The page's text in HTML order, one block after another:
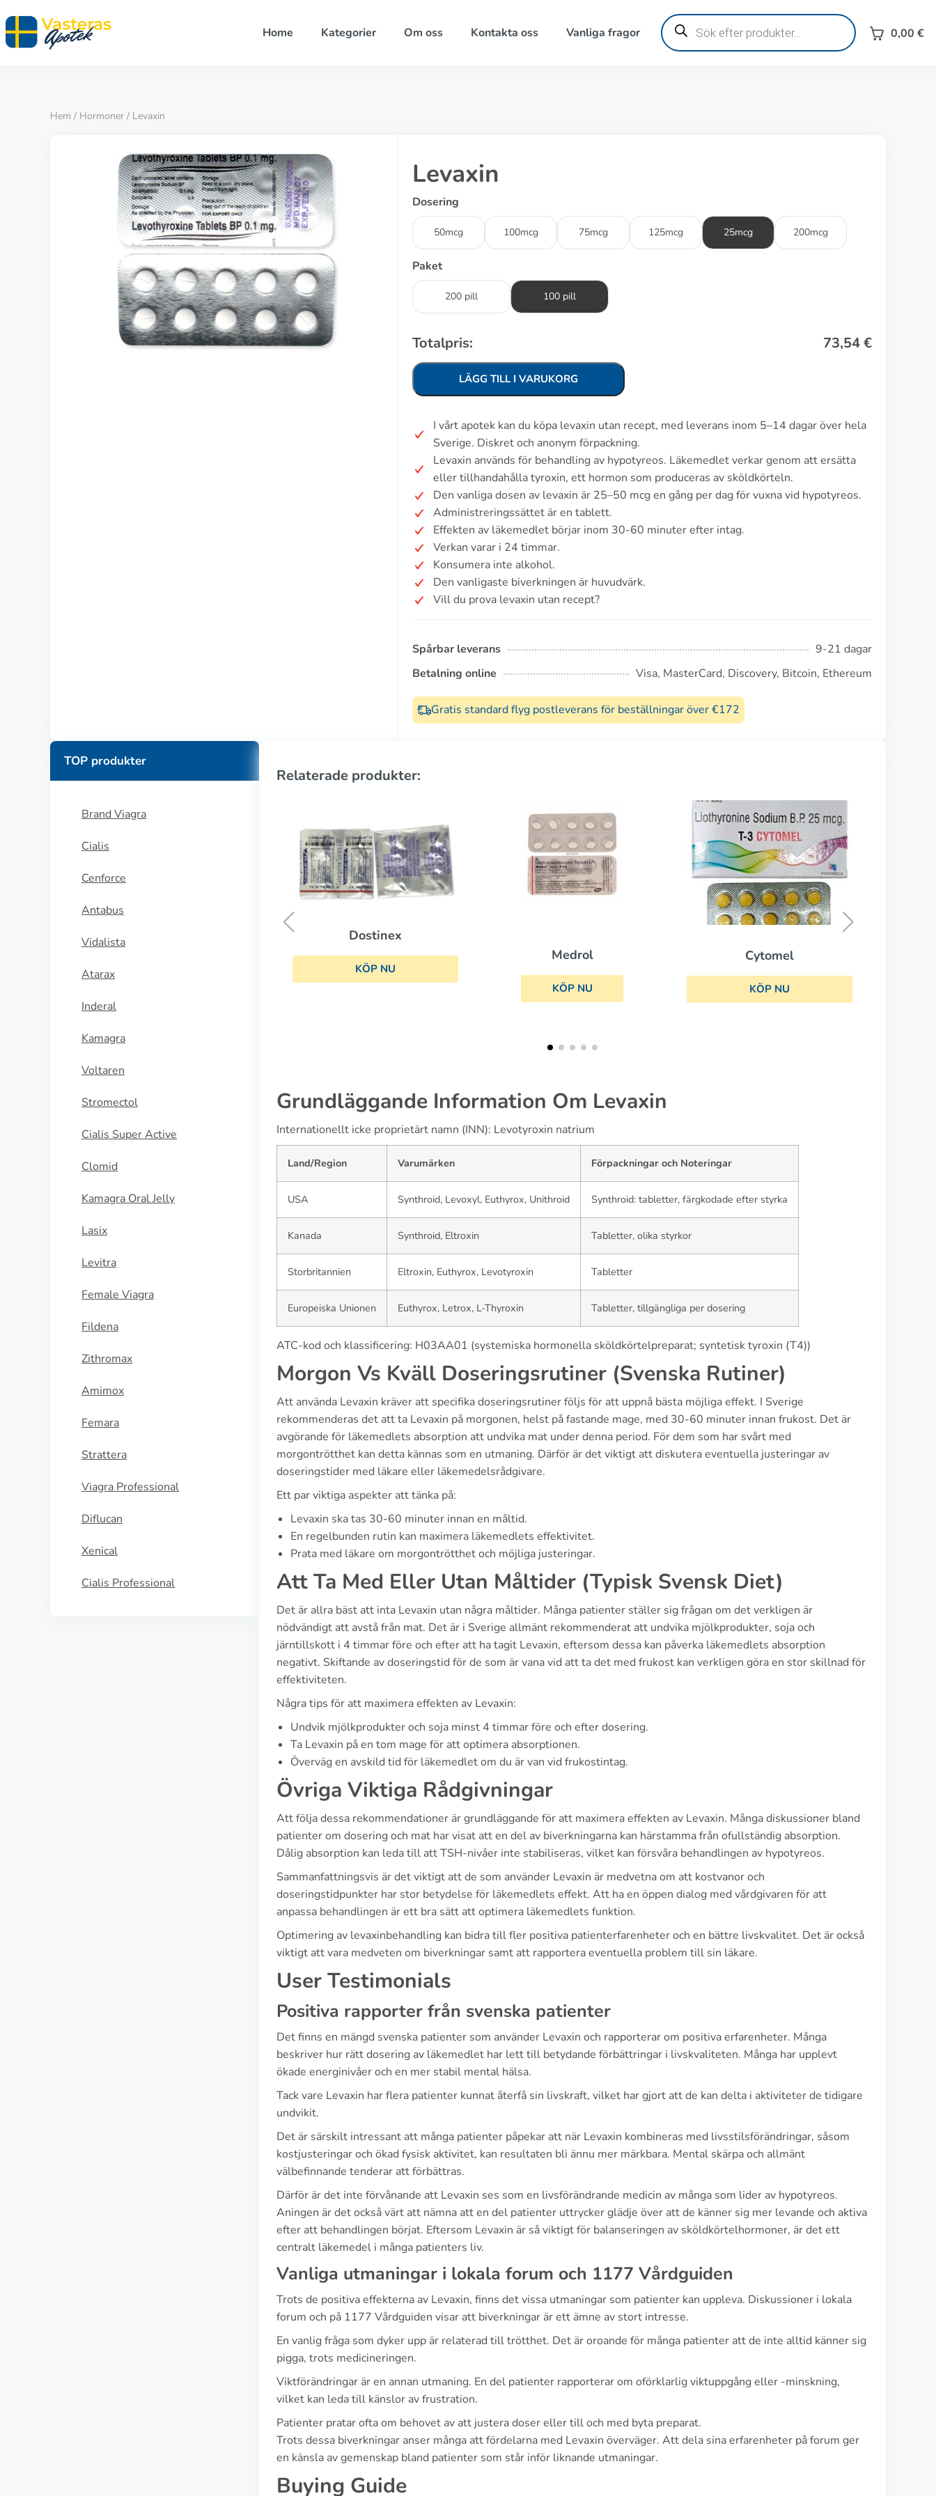
Home Kategorier Om oss Kontakta oss Vanliga fragor
Produktsökning
0,00 €
Hem / Hormoner / Levaxin
Levaxin
Dosering
50mcg 100mcg 75mcg 125mcg 25mcg 200mcg
Paket
200 pill 100 pill
Totalpris: 73,54€
LÄGG TILL I VARUKORG
I vårt apotek kan du köpa levaxin utan recept, med leverans inom 5–14 dagar över hela
Sverige. Diskret och anonym förpackning.
Levaxin används för behandling av hypotyreos. Läkemedlet verkar genom att ersätta
eller tillhandahålla tyroxin, ett hormon som produceras av sköldkörteln.
Den vanliga dosen av levaxin är 25–50 mcg en gång per dag för vuxna vid hypotyreos.
Administreringssättet är en tablett.
Effekten av läkemedlet börjar inom 30-60 minuter efter intag.
Verkan varar i 24 timmar.
Konsumera inte alkohol.
Den vanligaste biverkningen är huvudvärk.
Vill du prova levaxin utan recept?
Spårbar leverans
9-21 dagar
Betalning online
Visa, MasterCard, Discovery, Bitcoin, Ethereum
Gratis standard flyg postleverans för beställningar över €172
TOP produkter
Brand Viagra
Cialis
Cenforce
Antabus
Vidalista
Atarax
Inderal
Kamagra
Voltaren
Stromectol
Cialis Super Active
Clomid
Kamagra Oral Jelly
Lasix
Levitra
Female Viagra
Fildena
Zithromax
Amimox
Femara
Strattera
Viagra Professional
Diflucan
Xenical
Cialis Professional
Relaterade produkter:
Medrol Cytomel
KÖP NU
Conjugated Estrogens
KÖP NU
Grundläggande Information Om Levaxin
Internationellt icke proprietärt namn (INN): Levotyroxin natrium
Land/Region Varumärken Förpackningar och Noteringar
USA Synthroid, Levoxyl, Euthyrox, Unithroid Synthroid: tabletter, färgkodade efter styrka
Kanada Synthroid, Eltroxin Tabletter, olika styrkor
Storbritannien Eltroxin, Euthyrox, Levotyroxin Tabletter
Europeiska Unionen Euthyrox, Letrox, L-Thyroxin Tabletter, tillgängliga per dosering
ATC-kod och klassificering: H03AA01 (systemiska hormonella sköldkörtelpreparat; syntetisk tyroxin (T4))
Morgon Vs Kväll Doseringsrutiner (Svenska Rutiner)
Att använda Levaxin kräver att specifika doseringsrutiner följs för att uppnå bästa möjliga effekt. I Sverige
rekommenderas det att ta Levaxin på morgonen, helst på fastande mage, med 30-60 minuter innan frukost. Det är
avgörande för läkemedlets absorption att undvika mat under denna period. För dem som har svårt med
morgontrötthet kan detta kännas som en utmaning. Därför är det viktigt att diskutera eventuella justeringar av
doseringstider med läkare eller läkemedelsrådgivare.
Ett par viktiga aspekter att tänka på:
Levaxin ska tas 30-60 minuter innan en måltid.
En regelbunden rutin kan maximera läkemedlets effektivitet.
Prata med läkare om morgontrötthet och möjliga justeringar.
Att Ta Med Eller Utan Måltider (Typisk Svensk Diet)
Det är allra bäst att inta Levaxin utan några måltider. Många patienter ställer sig frågan om det verkligen är
nödvändigt att avstå från mat. Det är i Sverige allmänt rekommenderat att undvika mjölkprodukter, soja och
järntillskott i 4 timmar före och efter att ha tagit Levaxin, eftersom dessa kan påverka läkemedlets absorption
negativt. Skiftande av doseringstid för de som är vana vid att ta det med frukost kan verkligen göra en stor skillnad för
effektiviteten.
Några tips för att maximera effekten av Levaxin:
Undvik mjölkprodukter och soja minst 4 timmar före och efter dosering.
Ta Levaxin på en tom mage för att optimera absorptionen.
Överväg en avskild tid för läkemedlet om du är van vid frukostintag.
Övriga Viktiga Rådgivningar
Att följa dessa rekommendationer är grundläggande för att maximera effekten av Levaxin. Många diskussioner bland
patienter om dosering och mat har visat att en del av biverkningarna kan härstamma från ofullständig absorption.
Dålig absorption kan leda till att TSH-nivåer inte stabiliseras, vilket kan försvåra behandlingen av hypotyreos.
Sammanfattningsvis är det viktigt att de som använder Levaxin är medvetna om att kostvanor och
doseringstidpunkter har stor betydelse för läkemedlets effekt. Att ha en öppen dialog med vårdgivaren för att
anpassa behandlingen är ett bra sätt att optimera läkemedlets funktion.
Optimering av levaxinbehandling kan bidra till fler positiva patienterfarenheter och en bättre livskvalitet. Det är också
viktigt att vara medveten om biverkningar samt att rapportera eventuella problem till sin läkare.
User Testimonials
Positiva rapporter från svenska patienter
Det finns en mängd svenska patienter som använder Levaxin och rapporterar om positiva erfarenheter. Många
beskriver hur rätt dosering av läkemedlet har lett till betydande förbättringar i livskvaliteten. Många har upplevt
ökade energinivåer och en mer stabil mental hälsa.
Tack vare Levaxin har flera patienter kunnat återfå sin livskraft, vilket har gjort att de kan delta i aktiviteter de tidigare
undvikit.
Det är särskilt intressant att många patienter påpekar att när Levaxin kombineras med livsstilsförändringar, såsom
kostjusteringar och ökad fysisk aktivitet, kan resultaten bli ännu mer märkbara. Mental skärpa och allmänt
välbefinnande tenderar att förbättras.
Därför är det inte förvånande att Levaxin ses som en livsförändrande medicin av många som lider av hypotyreos.
Aningen är det också värt att nämna att en del patienter uttrycker glädje över att de känner sig mer levande och aktiva
efter att behandlingen börjat. Eftersom Levaxin är så viktigt för balanseringen av sköldkörtelhormoner, är det ett
centralt läkemedel i många patienters liv.
Vanliga utmaningar i lokala forum och 1177 Vårdguiden
Trots de positiva effekterna av Levaxin, finns det vissa utmaningar som patienter kan uppleva. Diskussioner i lokala
forum och på 1177 Vårdguiden visar att biverkningar är ett ämne av stort intresse.
En vanlig fråga som dyker upp är relaterad till trötthet. Det är oroande för många patienter att de inte alltid känner sig
pigga, trots medicineringen.
Viktförändringar är en annan utmaning. En del patienter rapporterar om oförklarlig viktuppgång eller -minskning,
vilket kan leda till känslor av frustration.
Patienter pratar ofta om behovet av att justera doser eller till och med byta preparat.
Trots dessa biverkningar anser många att fördelarna med Levaxin överväger. Att dela sina erfarenheter på forum ger
en känsla av gemenskap bland patienter som står inför liknande utmaningar.
Buying Guide